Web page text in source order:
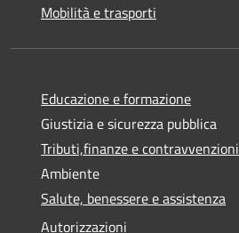
Mobilità e trasporti
Educazione e formazione
Giustizia e sicurezza pubblica
Tributi,finanze e contravvenzioni
Ambiente
Salute, benessere e assistenza
Autorizzazioni